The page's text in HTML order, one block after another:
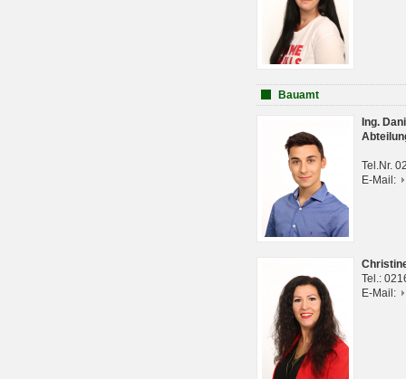
Bauamt
Ing.
Tel.Nr.
E-Mail:
Tel.:
E-Mail: